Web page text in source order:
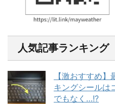
人気記事ランキング
【激おすすめ
キングシールは
でもなく…!?